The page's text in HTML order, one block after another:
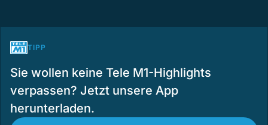
TIPP
Sie wollen keine Tele M1-Highlights
verpassen? Jetzt unsere App
herunterladen.